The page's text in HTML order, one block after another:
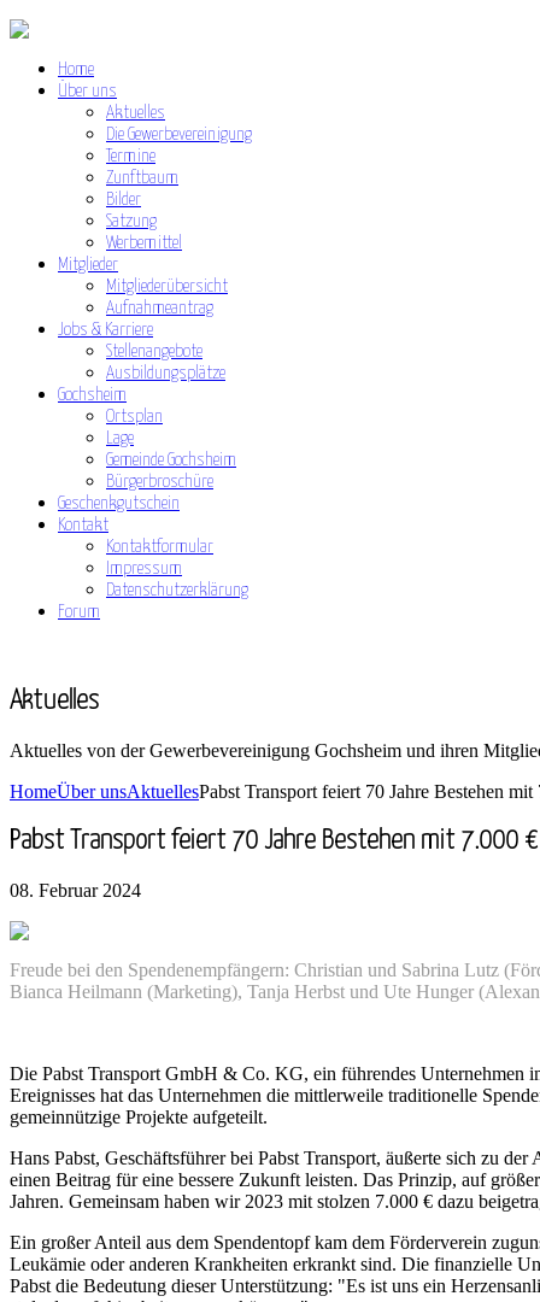
Home
Über uns
Aktuelles
Die Gewerbevereinigung
Termine
Zunftbaum
Bilder
Satzung
Werbemittel
Mitglieder
Mitgliederübersicht
Aufnahmeantrag
Jobs & Karriere
Stellenangebote
Ausbildungsplätze
Gochsheim
Ortsplan
Lage
Gemeinde Gochsheim
Bürgerbroschüre
Geschenkgutschein
Kontakt
Kontaktformular
Impressum
Datenschutzerklärung
Forum
Aktuelles
Aktuelles von der Gewerbevereinigung Gochsheim und ihren
HomeÜber unsAktuellesPabst Transport feiert 70 Jahre Bestehen
Pabst Transport feiert 70 Jahre Bestehen mit 7.000
08. Februar 2024
Freude bei den Spendenempfängern: Christian und Sabrina Lutz
Bianca Heilmann (Marketing), Tanja Herbst und Ute Hunger
Die Pabst Transport GmbH & Co. KG, ein führendes Unternehmen
Ereignisses hat das Unternehmen die mittlerweile traditionelle
gemeinnützige Projekte aufgeteilt.
Hans Pabst, Geschäftsführer bei Pabst Transport, äußerte sich zu
einen Beitrag für eine bessere Zukunft leisten. Das Prinzip, auf
Jahren. Gemeinsam haben wir 2023 mit stolzen 7.000 € dazu
Ein großer Anteil aus dem Spendentopf kam dem Förderverein
Leukämie oder anderen Krankheiten erkrankt sind. Die finanzielle
Pabst die Bedeutung dieser Unterstützung: "Es ist uns ein